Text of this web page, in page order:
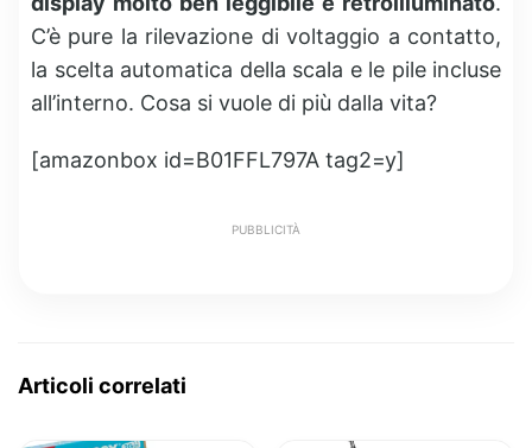
C’è pure la rilevazione di voltaggio a contatto,
la scelta automatica della scala e le pile incluse
all’interno. Cosa si vuole di più dalla vita?
[amazonbox id=B01FFL797A tag2=y]
PUBBLICITÀ
Articoli correlati